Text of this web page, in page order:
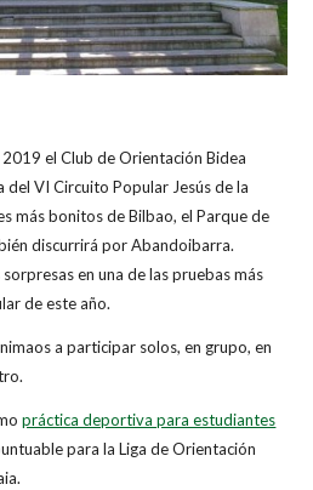
el Club de Orientación Bidea
del VI Circuito Popular Jesús de la
más bonitos de Bilbao, el Parque de
discurrirá por Abandoibarra.
en una de las pruebas más
de este año.
a participar solos, en grupo, en
práctica deportiva para estudiantes
para la Liga de Orientación